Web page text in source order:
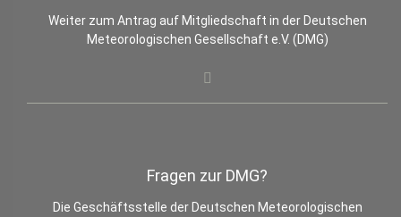
Weiter zum Antrag auf Mitgliedschaft in der Deutschen
Meteorologischen Gesellschaft e.V. (DMG)
Fragen zur DMG?
Die Geschäftsstelle der Deutschen Meteorologischen